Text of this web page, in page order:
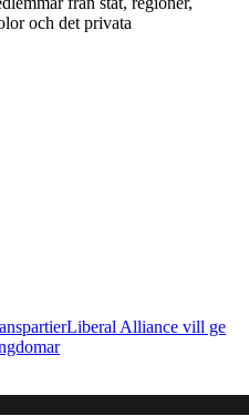
och det privata
Liberal Alliance vill ge